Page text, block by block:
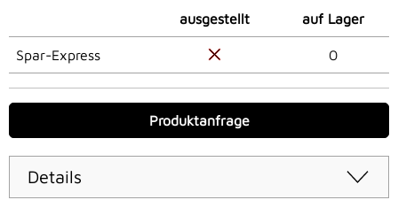
ausgestellt
auf Lager
Spar-Express 0
Produktanfrage
Details